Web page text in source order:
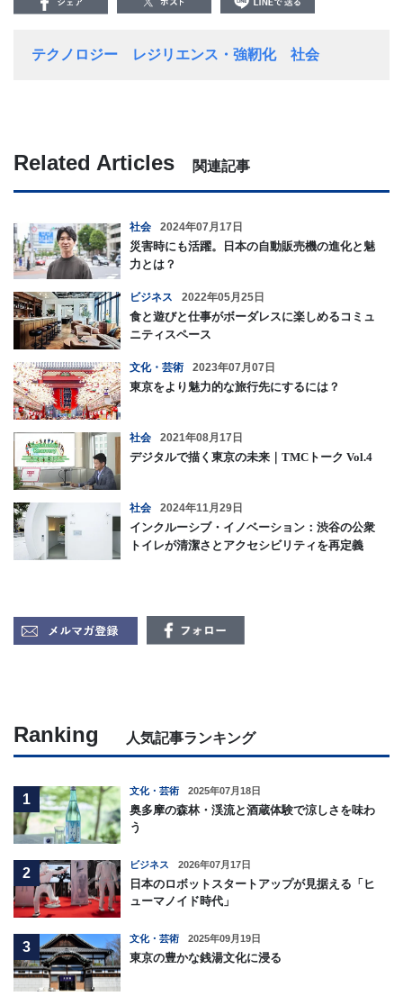
テクノロジー レジリエンス・強靭化 社会
Related Articles 関連記事
社会 2024年07月17日
災害時にも活躍。日本の自動販売機の進化と魅
力とは？
ビジネス 2022年05月25日
食と遊びと仕事がボーダレスに楽しめるコミュ
ニティスペース
文化・芸術 2023年07月07日
東京をより魅力的な旅行先にするには？
社会 2021年08月17日
デジタルで描く東京の未来｜TMCトーク Vol.4
社会 2024年11月29日
インクルーシブ・イノベーション：渋谷の公衆
トイレが清潔さとアクセシビリティを再定義
Ranking 人気記事ランキング
1
文化・芸術 2025年07月18日
奥多摩の森林・渓流と酒蔵体験で涼しさを味わ
う
2
ビジネス 2026年07月17日
日本のロボットスタートアップが見据える「ヒ
ューマノイド時代」
3
文化・芸術 2025年09月19日
東京の豊かな銭湯文化に浸る